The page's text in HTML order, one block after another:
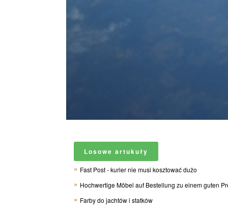
Losowe artukuły
Fast Post - kurier nie musi kosztować dużo
Hochwertige Möbel auf Bestellung zu einem guten
Farby do jachtów i statków